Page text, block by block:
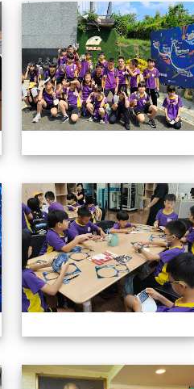
114學年四年級戶外教學
114學年四年級戶外教學
114學年四年級戶外教學